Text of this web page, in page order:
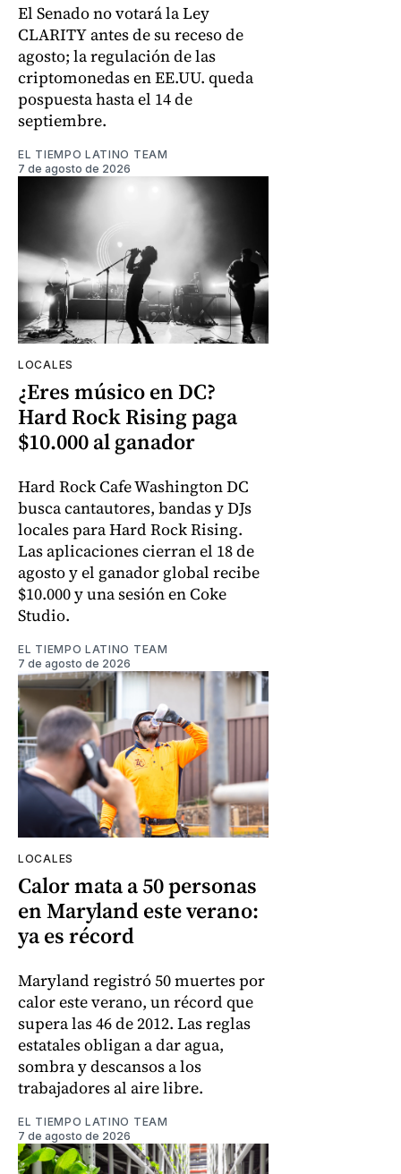
El Senado no votará la Ley
CLARITY antes de su receso de
agosto; la regulación de las
criptomonedas en EE.UU. queda
pospuesta hasta el 14 de
septiembre.
EL TIEMPO LATINO TEAM
7 de agosto de 2026
LOCALES
¿Eres músico en DC?
Hard Rock Rising paga
$10.000 al ganador
Hard Rock Cafe Washington DC
busca cantautores, bandas y DJs
locales para Hard Rock Rising.
Las aplicaciones cierran el 18 de
agosto y el ganador global recibe
$10.000 y una sesión en Coke
Studio.
EL TIEMPO LATINO TEAM
7 de agosto de 2026
LOCALES
Calor mata a 50 personas
en Maryland este verano:
ya es récord
Maryland registró 50 muertes por
calor este verano, un récord que
supera las 46 de 2012. Las reglas
estatales obligan a dar agua,
sombra y descansos a los
trabajadores al aire libre.
EL TIEMPO LATINO TEAM
7 de agosto de 2026